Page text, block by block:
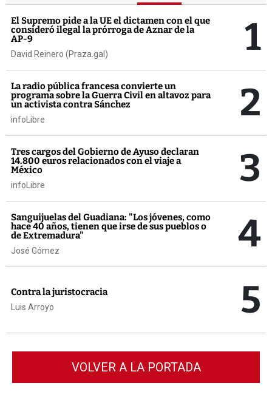
El Supremo pide a la UE el dictamen con el que
consideró ilegal la prórroga de Aznar de la
AP-9
David Reinero (Praza.gal) 1
La radio pública francesa convierte un
programa sobre la Guerra Civil en altavoz para
un activista contra Sánchez
infoLibre 2
Tres cargos del Gobierno de Ayuso declaran
14.800 euros relacionados con el viaje a
México
infoLibre 3
Sanguijuelas del Guadiana: "Los jóvenes, como
hace 40 años, tienen que irse de sus pueblos o
de Extremadura"
José Gómez 4
Contra la juristocracia
Luis Arroyo 5
VOLVER A LA PORTADA